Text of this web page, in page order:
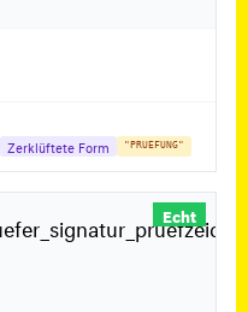
Zerklüftete Form "PRUEFUNG"
Echt